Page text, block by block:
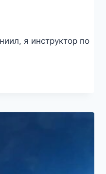
я инструктор по